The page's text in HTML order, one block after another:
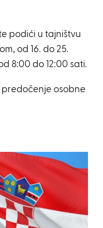
podići u tajništvu
od 16. do 25.
8:00 do 12:00 sati.
predočenje osobne